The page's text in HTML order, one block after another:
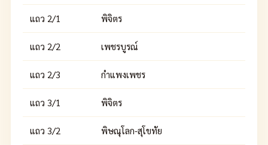
แถว 2/1 พิจิตร
แถว 2/2 เพชรบูรณ์
แถว 2/3 กำแพงเพชร
แถว 3/1 พิจิตร
แถว 3/2 พิษณุโลก-สุโขทัย